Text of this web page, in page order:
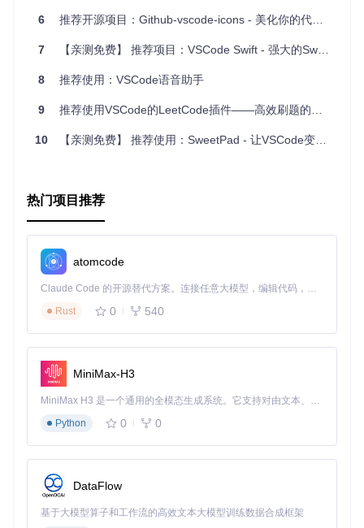
下载源码部署，都简便快捷。
和兼容性，支持最新的VSCode版本。
总之，Open in GitHub是每一个追求效率的开发者工具箱中
码生活更加流畅，团队协作更为紧密。立即尝试，体验 coding
6 推荐开源项目：Github-vscode-icons - 美化你的代码托管平台图标
7 【亲测免费】 推荐项目：VSCode Swift - 强大的Swift开发插件
8 推荐使用：VSCode语音助手
9 推荐使用VSCode的LeetCode插件——高效刷题的新体验
10 【亲测免费】 推荐使用：SweetPad - 让VSCode变身iOS开发利器
热门项目推荐
atomcode
Claude Code 的开源替代方案。连接任意大模型，编辑代码，运行命令，自动验证 — 全自动执行。用 Rust 构建，极致性能。 ｜ An open-source alternative to Claude Code. Connect any LLM, edit code, run commands, and verify changes — autonomously. Built in Rust for speed. Get Started
Rust
0 540
MiniMax-H3
MiniMax H3 是一个通用的全模态生成系统。它支持对由文本、图像、视频和音频组成的多模态上下文进行统一理解，并能生成分辨率高达 2K、时长可达 15 秒的带原生立体声音频的视频。得益于面向任务泛化的系统设计，H3 在预训练阶段就已具备广泛的多模态上下文理解与生成能力，能够出色地执行复杂的多模态指令。
Python
0 0
DataFlow
基于大模型算子和工作流的高效文本大模型训练数据合成框架